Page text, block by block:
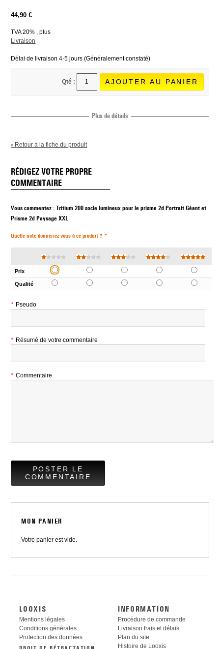
44,90 €
TVA 20% , plus
Livraison
Délai de livraison 4-5 jours (Généralement constaté)
Qté : AJOUTER AU PANIER
Plus de détails
« Retour à la fiche du produit
RÉDIGEZ VOTRE PROPRE
COMMENTAIRE
Vous commentez :Tritium 200 socle lumineux pour le prisme 2d Portrait Géant et
Prisme 2d Paysage XXL
Quelle note donneriez-vous à ce produit ? *
Prix
Qualité
* Pseudo
* Résumé de votre commentaire
* Commentaire
POSTER LE
COMMENTAIRE
MON PANIER
Votre panier est vide.
LOOXIS
Mentions légales
Conditions générales
Protection des données
INFORMATION
Procédure de commande
Livraison frais et délais
Plan du site
Histoire de Looxis